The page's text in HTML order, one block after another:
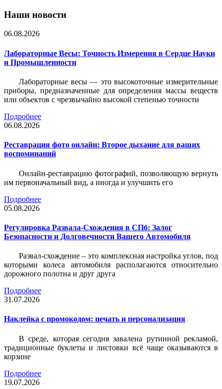
Наши новости
06.08.2026
Лабораторные Весы: Точность Измерения в Сердце Науки
и Промышленности
Лабораторные весы — это высокоточные измерительные
приборы, предназначенные для определения массы веществ
или объектов с чрезвычайно высокой степенью точности
Подробнее
06.08.2026
Реставрация фото онлайн: Второе дыхание для ваших
воспоминаний
Онлайн-реставрацию фотографий, позволяющую вернуть
им первоначальный вид, а иногда и улучшить его
Подробнее
05.08.2026
Регулировка Развала-Схождения в СПб: Залог
Безопасности и Долговечности Вашего Автомобиля
Развал-схождение – это комплексная настройка углов, под
которыми колеса автомобиля располагаются относительно
дорожного полотна и друг друга
Подробнее
31.07.2026
Наклейка c промокодом: печать и персонализация
В среде, которая сегодня завалена рутинной рекламой,
традиционные буклеты и листовки всё чаще оказываются в
корзине
Подробнее
19.07.2026